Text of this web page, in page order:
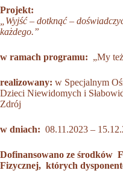
Projekt:
„Wyjść – dotknąć –
każdego.”
w ramach programu: „My
realizowany: w Specjalnym
Dzieci Niewidomych i
Zdrój
w dniach: 08.11.2023 –
Dofinansowano ze środków
Fizycznej, których